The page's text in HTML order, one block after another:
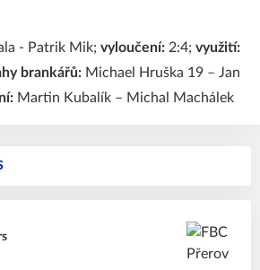
- Patrik Mik; vyloučení: 2:4; využití:
brankářů: Michael Hruška 19 – Jan
Martin Kubalík – Michal Machálek